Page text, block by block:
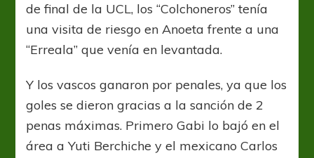
de final de la UCL, los “Colchoneros” tenía
una visita de riesgo en Anoeta frente a una
“Erreala” que venía en levantada.
Y los vascos ganaron por penales, ya que los
goles se dieron gracias a la sanción de 2
penas máximas. Primero Gabi lo bajó en el
área a Yuti Berchiche y el mexicano Carlos